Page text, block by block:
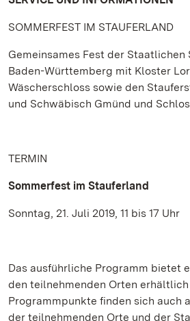
SOMMERFEST IM STAUFERLAND
Gemeinsames Fest der Staatlichen
Baden-Württemberg mit Kloster
Wäscherschloss sowie den
und Schwäbisch Gmünd und
TERMIN
Sommerfest im Stauferland
Sonntag, 21. Juli 2019, 11 bis 17 Uhr
Das ausführliche Programm bietet
den teilnehmenden Orten
Programmpunkte finden sich auch
der teilnehmenden Orte und der